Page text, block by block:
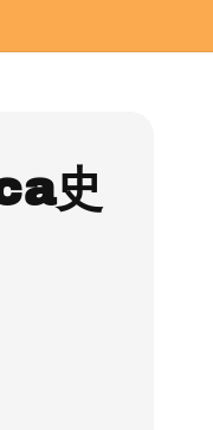
史